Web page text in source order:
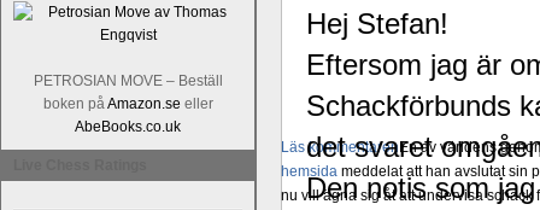
PETROSIAN MOVE – Beställ
boken på Amazon.se eller
AbeBooks.co.uk
Läs kommentaren En av världens
hemsida meddelat att han avslutat sin
nu vill ägna sig åt att undervisa
Hej Stefan!
Eftersom jag är
Schackförbunds
det svaret
Den notis som